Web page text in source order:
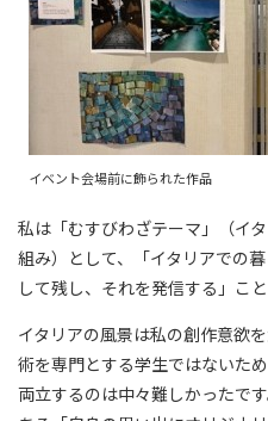
イベント会場前に飾られた作品
私は「むすびわざテーマ」（イ
組み）として、「イタリアでの
して残し、それを発信する」こ
イタリアの風景は私の創作意欲
術を専門とする学生ではないた
両立するのは中々難しかったで